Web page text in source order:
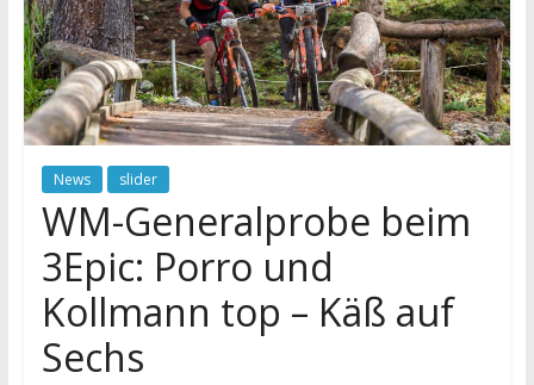
News slider
WM-Generalprobe beim
3Epic: Porro und
Kollmann top – Käß auf
Sechs